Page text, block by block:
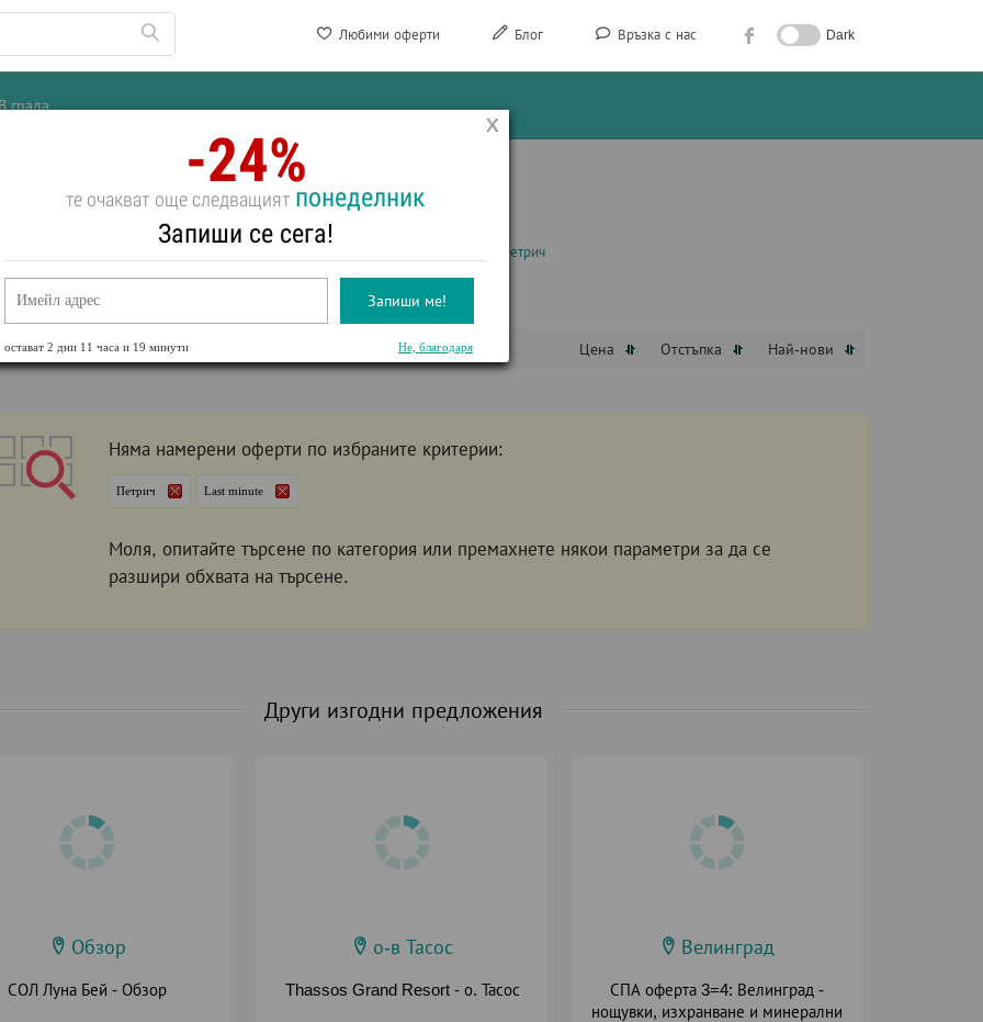
Любими оферти Блог Връзка с нас Dark
В града
MINUTE ПОЧИВКИ ВПЕТРИЧ
Петрич Забележителности около Петрич
Last minute
Цена Отстъпка Най-нови
Няма намерени оферти по избраните критерии:
Петрич Last minute
Моля, опитайте търсене по категория или премахнете някои параметри за да се
разшири обхвата на търсене.
Други изгодни предложения
Обзор
СОЛ Луна Бей - Обзор
о-в Тасос
Thassos Grand Resort - о. Тасос
Велинград
СПА оферта 3=4: Велинград -
нощувки, изхранване и минерални
-24%
те очакват още следващият понеделник
Запиши се сега!
Запиши ме!
остават 2 дни 11 часа и 19 минути Не, благодаря